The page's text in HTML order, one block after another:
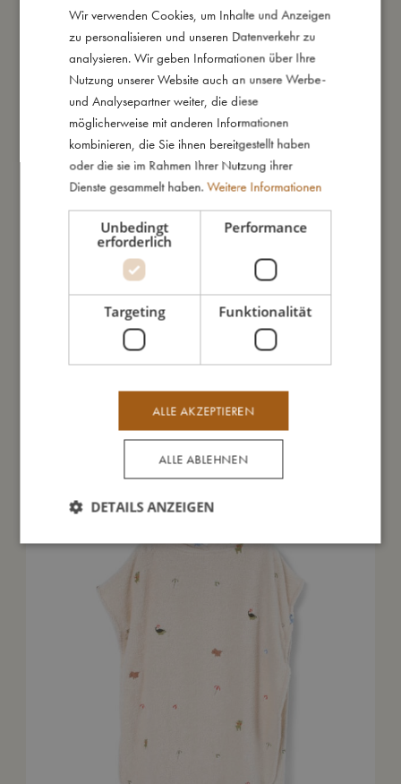
Unsere Sonnenbrillen für die 1-3-Jährigen werden in einer
tollen Geschenkverpackung aus Papier aus nachhaltiger
Waldwirtschaft und einem multifunktionalen Mikrofaserbeutel
geliefert, der auch als Brillenputztuch verwendet werden kann.
So groß bin ich
Daraus bin ich gemacht
So kannst Du mich pflegen
Das könnte dir auch gefallen
DANISH
ENGLISH
GERMAN
Wir verwenden Cookies, um Inhalte und Anzeigen
zu personalisieren und unseren Datenverkehr zu
analysieren. Wir geben Informationen über Ihre
Nutzung unserer Website auch an unsere Werbe-
und Analysepartner weiter, die diese
möglicherweise mit anderen Informationen
kombinieren, die Sie ihnen bereitgestellt haben
oder die sie im Rahmen Ihrer Nutzung ihrer
Dienste gesammelt haben. Weitere Informationen
Unbedingt
erforderlich
Performance
Targeting Funktionalität
ALLE AKZEPTIEREN
ALLE ABLEHNEN
DETAILS ANZEIGEN